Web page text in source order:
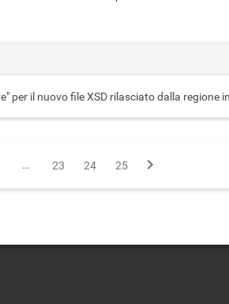
per il nuovo file XSD rilasciato dalla
… 23 24 25